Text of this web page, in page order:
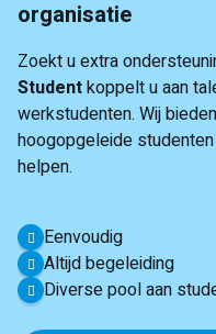
organisatie
Zoekt u extra
Studentkoppelt u aan
werkstudenten. Wij
hoogopgeleide
helpen.
Eenvoudig
Altijd begeleiding
Diverse pool aan